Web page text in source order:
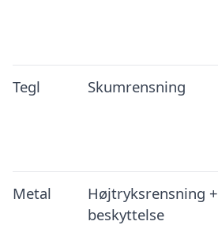
Tegl Skumrensning
Metal
Højtryksrensning +
beskyttelse